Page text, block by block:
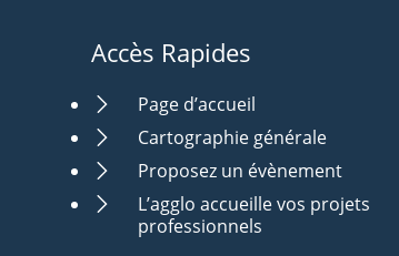
Accès Rapides
Page d’accueil
Cartographie générale
Proposez un évènement
L’agglo accueille vos projets
professionnels